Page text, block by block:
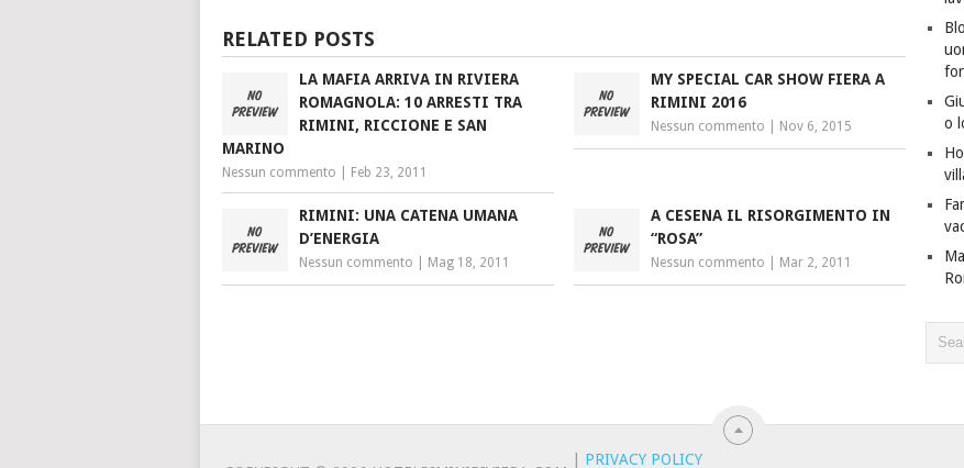
RELATED POSTS
LA MAFIA ARRIVA IN RIVIERA
ROMAGNOLA: 10 ARRESTI TRA
RIMINI, RICCIONE E SAN
MARINO
Nessun commento Feb 23, 2011
MY SPECIAL CAR SHOW FIERA A
RIMINI 2016
Nessun commento Nov 6, 2015
RIMINI: UNA CATENA UMANA
D’ENERGIA
Nessun commento Mag 18, 2011
A CESENA IL RISORGIMENTO IN
“ROSA”
Nessun commento Mar 2, 2011
o
| PRIVACY POLICY